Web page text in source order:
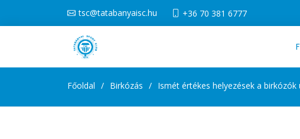
tsc@tatabanyaisc.hu +36 70 381 6777
Főoldal Birkózás Ismét értékes helyezések a